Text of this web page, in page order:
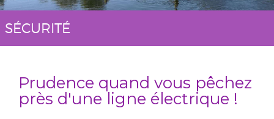
SÉCURITÉ
Prudence quand vous pêchez
près d'une ligne électrique !